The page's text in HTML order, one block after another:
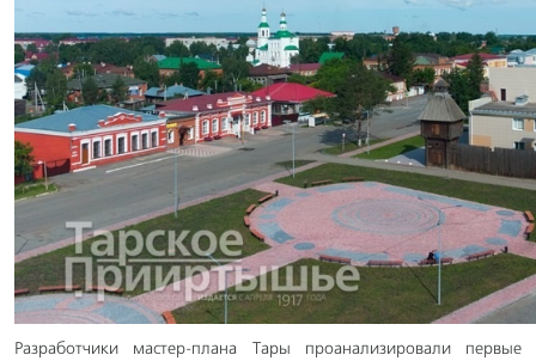
Разработчики мастер-плана Тары проанализировали первые